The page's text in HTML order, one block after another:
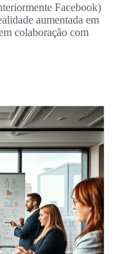
Facebook)
aumentada em
colaboração com